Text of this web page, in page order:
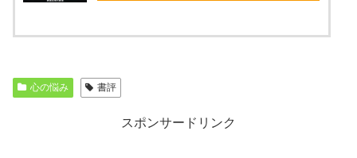
心の悩み 書評
スポンサードリンク